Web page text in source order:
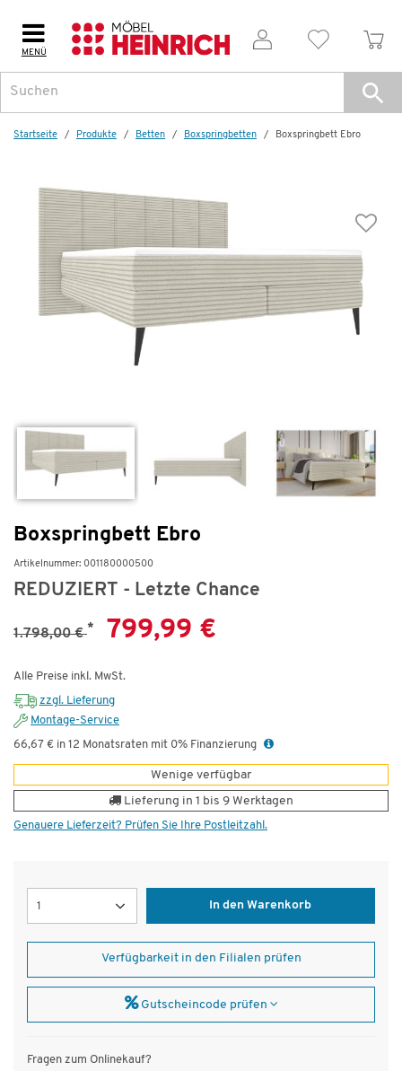
MENÜ
Startseite Produkte Betten Boxspringbetten Boxspringbett Ebro
Boxspringbett Ebro
Artikelnummer: 001180000500
REDUZIERT - Letzte Chance
1.798,00 €* 799,99 €
Alle Preise inkl. MwSt.
zzgl. Lieferung
Montage-Service
66,67 € in 12 Monatsraten mit 0% Finanzierung
Wenige verfügbar
Lieferung in 1 bis 9 Werktagen
Genauere Lieferzeit? Prüfen Sie Ihre Postleitzahl.
In den Warenkorb
Verfügbarkeit in den Filialen prüfen
Gutscheincode prüfen
Fragen zum Onlinekauf?